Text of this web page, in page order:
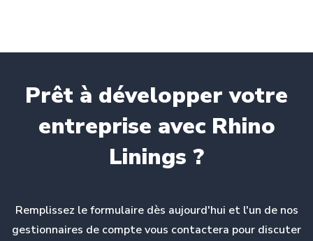
Prêt à développer votre
entreprise avec Rhino
Linings ?
Remplissez le formulaire dès aujourd'hui et l'un de nos
gestionnaires de compte vous contactera pour discuter